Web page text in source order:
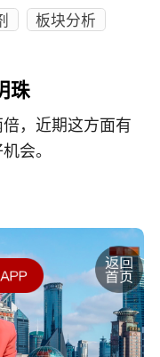
板块分析
珠
，近期这方面有
会。